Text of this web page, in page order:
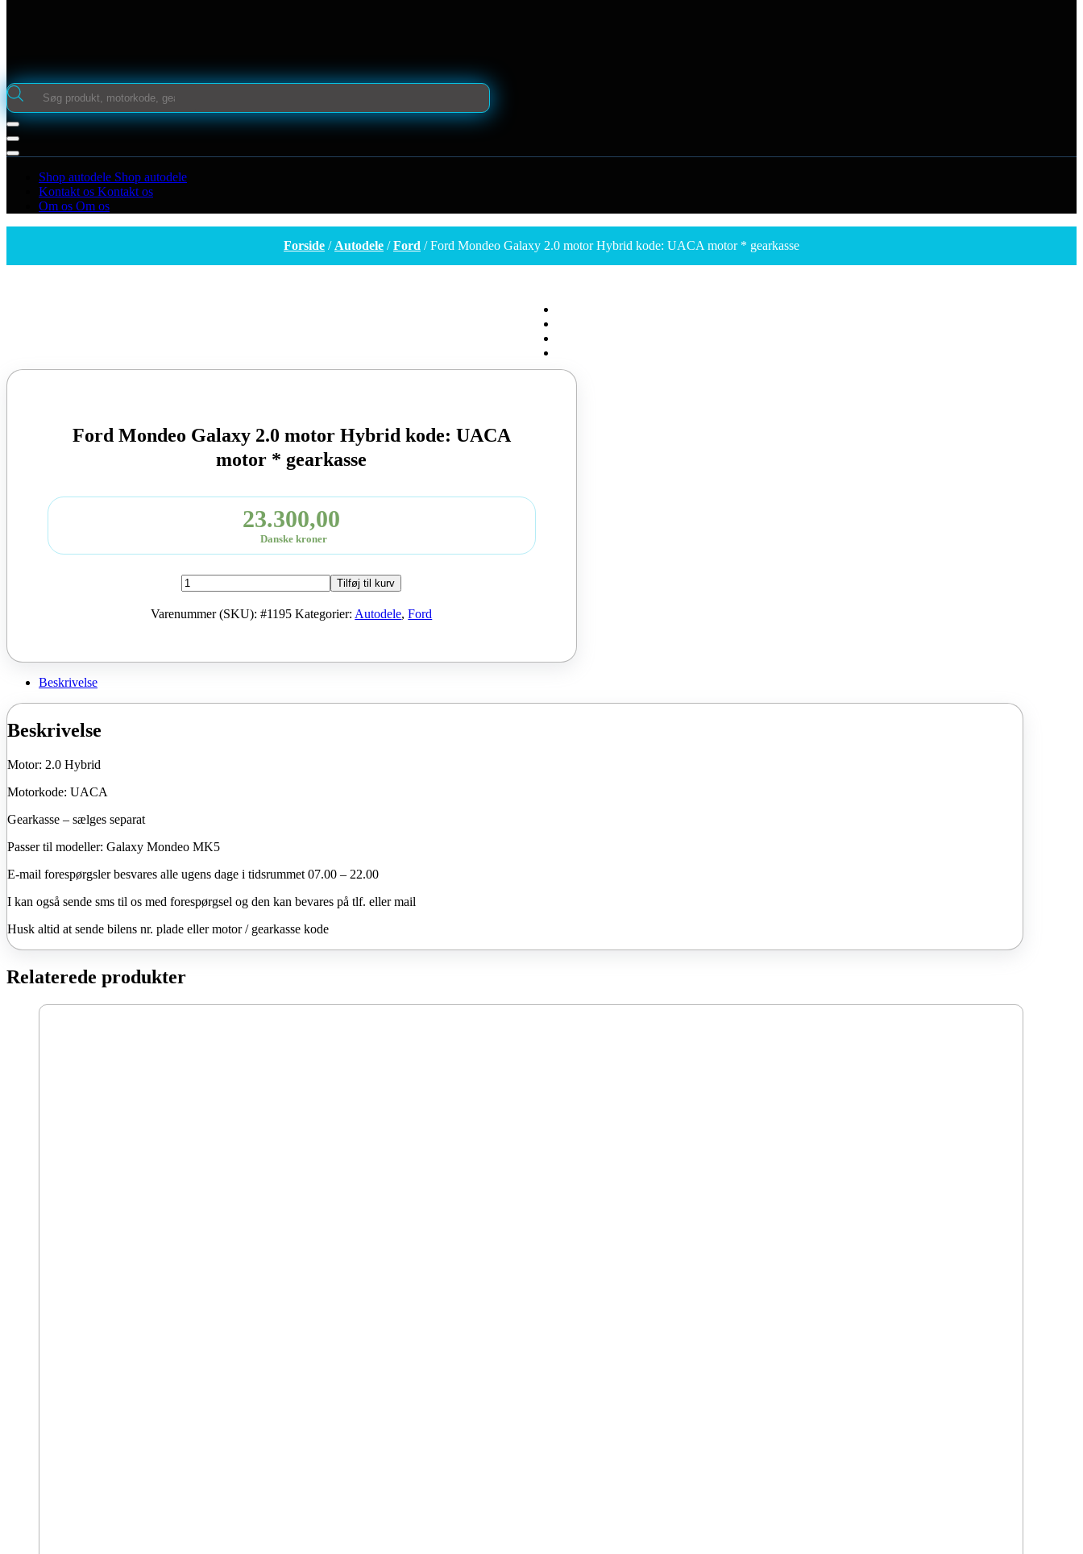
search
Shop autodele Shop autodele
Kontakt os Kontakt os
Om os Om os
Forside / Autodele /Ford / Ford Mondeo Galaxy 2.0 motor Hybrid kode: UACA motor * gearkasse
Ford Mondeo Galaxy 2.0 motor Hybrid kode: UACA
motor * gearkasse
23.300,00
Danske kroner
Ford
Mondeo
Galaxy
Tilføj til kurv
Varenummer (SKU):#1195 Kategorier: Autodele,Ford
Beskrivelse
Beskrivelse
Motor: 2.0 Hybrid
Motorkode: UACA
Gearkasse – sælges separat
Passer til modeller: Galaxy Mondeo MK5
E-mail forespørgsler besvares alle ugens dage i tidsrummet 07.00 – 22.00
I kan også sende sms til os med forespørgsel og den kan bevares på tlf. eller mail
Husk altid at sende bilens nr. plade eller motor / gearkasse kode
Relaterede produkter